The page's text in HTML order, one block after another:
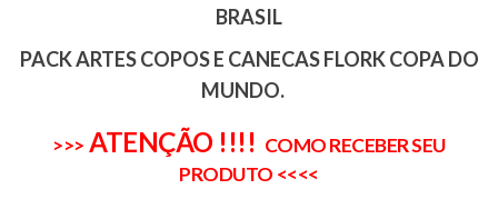
BRASIL
PACK ARTES COPOS E CANECAS FLORK COPA DO
MUNDO.
>>> ATENÇÃO !!!! COMO RECEBER SEU
PRODUTO <<<<